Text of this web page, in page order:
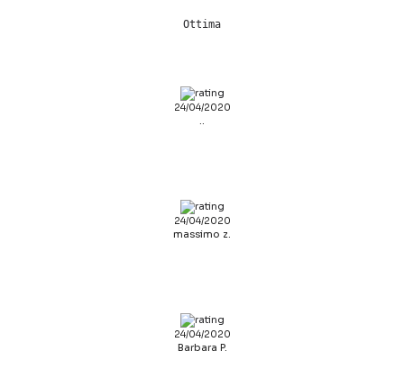
Ottima
24/04/2020
..
24/04/2020
massimo z.
24/04/2020
Barbara P.